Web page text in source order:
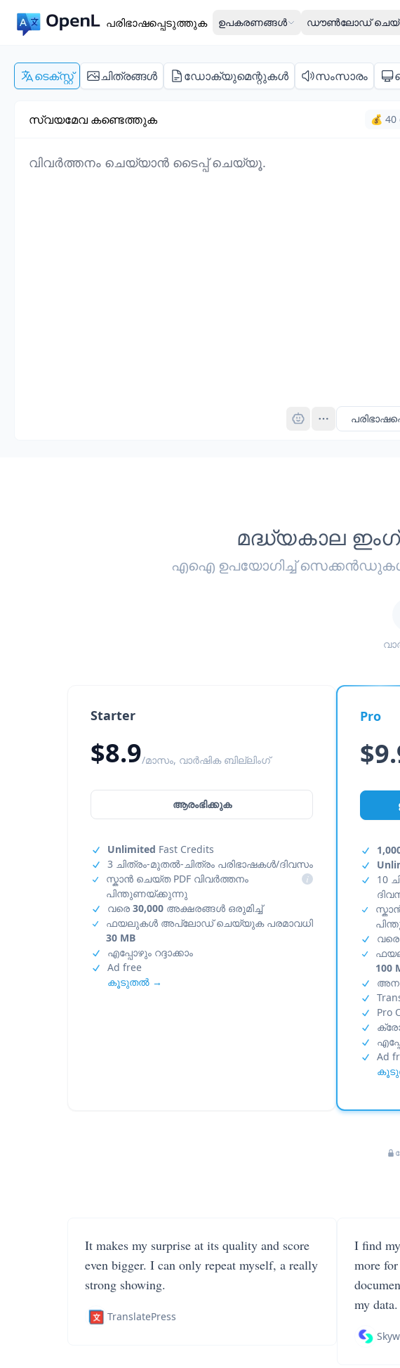
പരിഭാഷപ്പെടുത്തുക ഉപകരണങ്ങൾ ഡൗൺലോഡ്
ടെക്സ്റ്റ് ചിത്രങ്ങൾ ഡോക്യുമെന്റുകൾ സംസാരം
സ്വയമേവ കണ്ടെത്തുക 💰 40
മദ്ധ്യകാല
എഐ ഉപയോഗിച്ച്
Starter
$8.9/മാസം, വാർഷിക ബില്ലിംഗ്
ആരംഭിക്കുക
Unlimited Fast Credits
3 ചിത്രം-മുതൽ-ചിത്രം പരിഭാഷകൾ/ദിവസം
സ്കാൻ ചെയ്ത PDF വിവർത്തനം
പിന്തുണയ്ക്കുന്നു
i
വരെ 30,000 അക്ഷരങ്ങൾ ഒരുമിച്ച്
ഫയലുകൾ അപ്‌ലോഡ് ചെയ്യുക പരമാവധി
30 MB
എപ്പോഴും റദ്ദാക്കാം
Ad free
കൂടുതൽ →
Pro
10
വരെ
100
Pro
Ad
It makes my surprise at its quality and score
even bigger. I can only repeat myself, a really
strong showing.
TranslatePress
I find
more
my data.